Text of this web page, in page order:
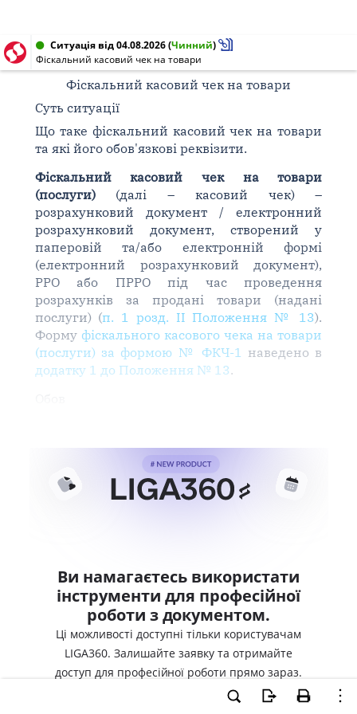
Ситуація від 04.08.2026(Чинний)
Фіскальний касовий чек на товари
Фіскальний касовий чек на товари
Суть ситуації
Що таке фіскальний касовий чек на товари
та які його обов'язкові реквізити.
Фіскальний касовий чек на товари
(послуги)(далі – касовий чек) –
розрахунковий документ / електронний
розрахунковий документ, створений у
паперовій та/або електронній формі
(електронний розрахунковий документ),
РРО або ПРРО під час проведення
розрахунків за продані товари (надані
послуги) (п. 1 розд. ІІ Положення № 13).
Форму фіскального касового чека на товари
(послуги) за формою № ФКЧ-1 наведено в
додатку 1 до Положення № 13.
Ви намагаєтесь використати
інструменти для професійної
роботи з документом.
Ці можливості доступні тільки користувачам
LIGA360. Залишайте заявку та отримайте
доступ для професійної роботи прямо зараз.